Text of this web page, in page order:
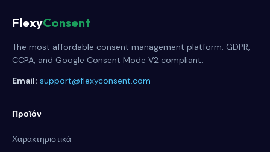
FlexyConsent
The most affordable consent management platform. GDPR,
CCPA, and Google Consent Mode V2 compliant.
Email: support@flexyconsent.com
Προϊόν
Χαρακτηριστικά